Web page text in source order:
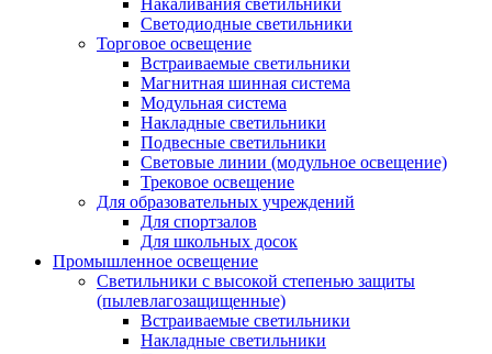
Накаливания светильники
Светодиодные светильники
Торговое освещение
Встраиваемые светильники
Магнитная шинная система
Модульная система
Накладные светильники
Подвесные светильники
Световые линии (модульное освещение)
Трековое освещение
Для образовательных учреждений
Для спортзалов
Для школьных досок
Промышленное освещение
Светильники с высокой степенью защиты
(пылевлагозащищенные)
Встраиваемые светильники
Накладные светильники